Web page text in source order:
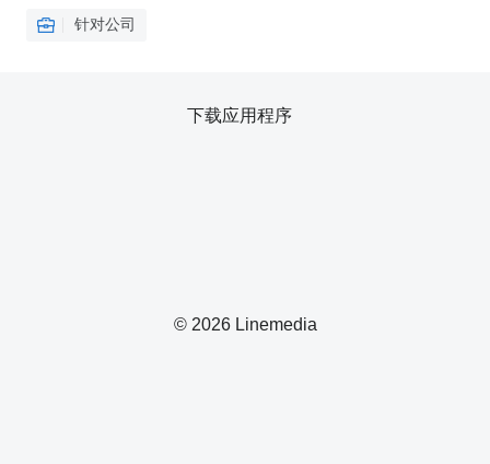
针对公司
© 2026 Linemedia
下载应用程序